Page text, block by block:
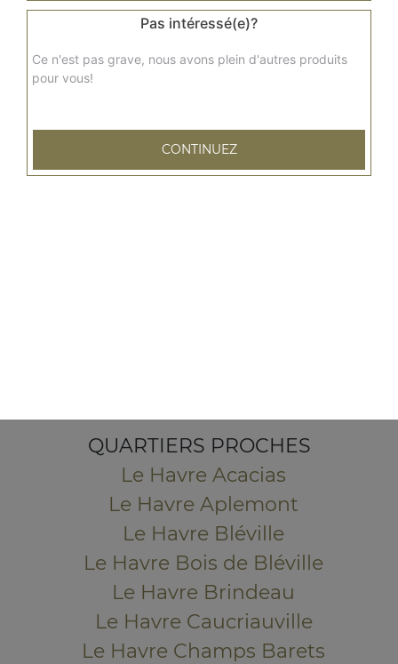
9.00€
QUARTIERS PROCHES
Le Havre Acacias
Le Havre Aplemont
Le Havre Bléville
Le Havre Bois de Bléville
Le Havre Brindeau
Le Havre Caucriauville
Le Havre Champs Barets
Pas intéressé(e)?
Ce n'est pas grave, nous avons plein d'autres produits
pour vous!
CONTINUEZ